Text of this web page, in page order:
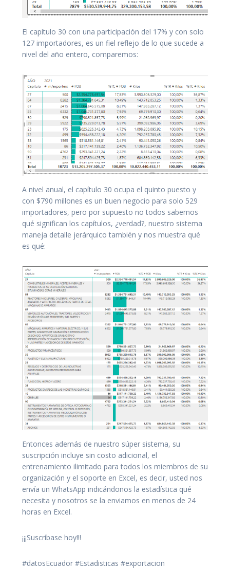
El capítulo 30 con una participación del 17% y con solo
127 importadores, es un fiel reflejo de lo que sucede a
nivel del año entero, comparemos:
A nivel anual, el capítulo 30 ocupa el quinto puesto y
con $790 millones es un buen negocio para solo 529
importadores, pero por supuesto no todos sabemos
qué significan los capítulos, ¿verdad?, nuestro sistema
maneja detalle jerárquico también y nos muestra qué
es qué:
Entonces además de nuestro súper sistema, su
suscripción incluye sin costo adicional, el
entrenamiento ilimitado para todos los miembros de su
organización y el soporte en Excel, es decir, usted nos
envía un WhatsApp indicándonos la estadística qué
necesita y nosotros se la enviamos en menos de 24
horas en Excel.
¡¡¡Suscríbase hoy!!!
#datosEcuador #Estadisticas #exportacion